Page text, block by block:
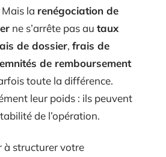
la renégociation de
ne s’arrête pas au taux
de dossier, frais de
de remboursement
toute la différence.
leur poids : ils peuvent
de l’opération.
à structurer votre